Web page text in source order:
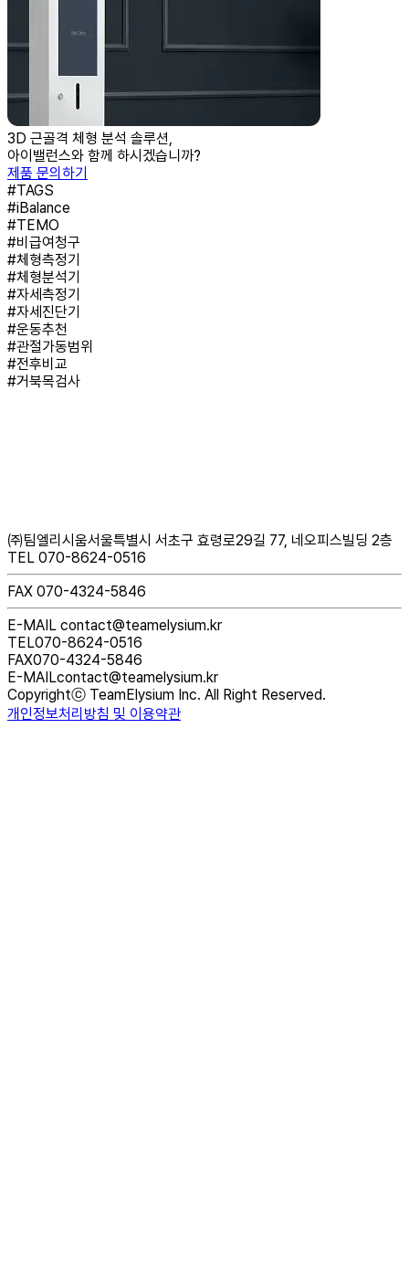
3D 근골격 체형 분석 솔루션,
아이밸런스와 함께 하시겠습니까?
제품 문의하기
#TAGS
#iBalance
#TEMO
#비급여청구
#체형측정기
#체형분석기
#자세측정기
#자세진단기
#운동추천
#관절가동범위
#전후비교
#거북목검사
㈜팀엘리시움서울특별시 서초구 효령로29길 77, 네오피스빌딩 2층
TEL 070-8624-0516
FAX 070-4324-5846
E-MAIL contact@teamelysium.kr
TEL070-8624-0516
FAX070-4324-5846
E-MAILcontact@teamelysium.kr
Copyrightⓒ TeamElysium Inc. All Right Reserved.
개인정보처리방침 및 이용약관